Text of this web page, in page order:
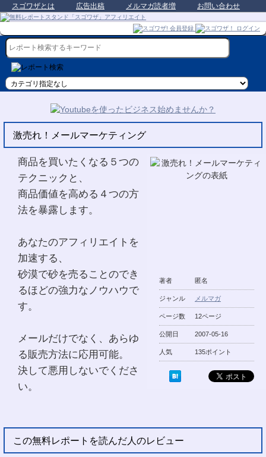
スゴワザとは 広告出稿 メルマガ読者増 お問い合わせ
激売れ！メールマーケティング
著者 匿名
ジャンル メルマガ
ページ数 12ページ
公開日 2007-05-16
人気 135ポイント
商品を買いたくなる５つの
テクニックと、
商品価値を高める４つの方
法を暴露します。
あなたのアフィリエイトを
加速する、
砂漠で砂を売ることのでき
るほどの強力なノウハウで
す。
メールだけでなく、あらゆ
る販売方法に応用可能。
決して悪用しないでくださ
い。
この無料レポートを読んだ人のレビュー